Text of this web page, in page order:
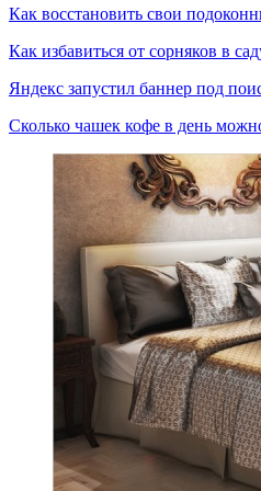
Как восстановить свои
Как избавиться от сорняков в
Яндекс запустил баннер под
Сколько чашек кофе в день